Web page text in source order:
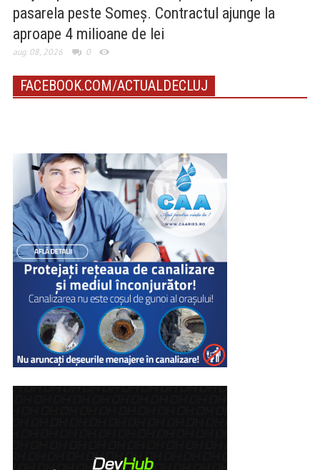
pasarela peste Someș. Contractul ajunge la
aproape 4 milioane de lei
aug. 08, 2026 0
FACEBOOK.COM/ACTUALDECLUJ